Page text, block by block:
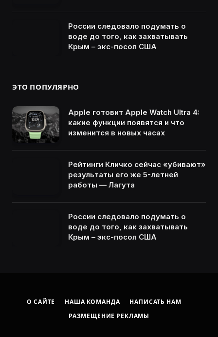
России следовало подумать о
воде до того, как захватывать
Крым – экс-посол США
ЭТО ПОПУЛЯРНО
Apple готовит Apple Watch Ultra 4:
какие функции появятся и что
изменится в новых часах
Рейтинги Кличко сейчас «убивают»
результаты его же 5-летней
работы — Лагута
России следовало подумать о
воде до того, как захватывать
Крым – экс-посол США
О САЙТЕ НАША КОМАНДА
НАПИСАТЬ НАМ
РАЗМЕЩЕНИЕ РЕКЛАМЫ